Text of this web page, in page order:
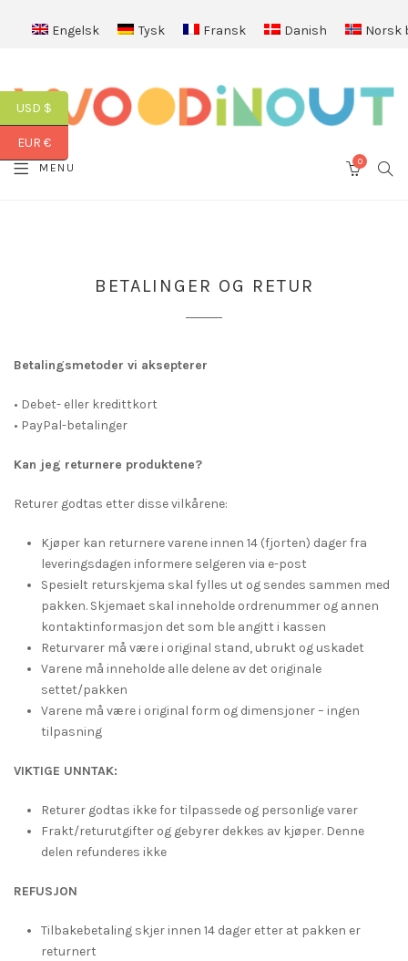
Engelsk Tysk Fransk Danish Norsk
MENU 0
BETALINGER OG RETUR
Betalingsmetoder vi aksepterer
• Debet- eller kredittkort
• PayPal-betalinger
Kan jeg returnere produktene?
Returer godtas etter disse vilkårene:
Kjøper kan returnere varene innen 14 (fjorten) dager fra
leveringsdagen informere selgeren via e-post
Spesielt returskjema skal fylles ut og sendes sammen med
pakken. Skjemaet skal inneholde ordrenummer og annen
kontaktinformasjon det som ble angitt i kassen
Returvarer må være i original stand, ubrukt og uskadet
Varene må inneholde alle delene av det originale
settet/pakken
Varene må være i original form og dimensjoner – ingen
tilpasning
VIKTIGE UNNTAK:
Returer godtas ikke for tilpassede og personlige varer
Frakt/returutgifter og gebyrer dekkes av kjøper. Denne
delen refunderes ikke
REFUSJON
Tilbakebetaling skjer innen 14 dager etter at pakken er
returnert
USD $
EUR €